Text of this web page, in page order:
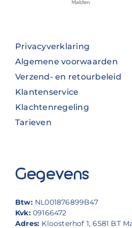
Privacyverklaring
Algemene voorwaarden
Verzend- en retourbeleid
Klantenservice
Klachtenregeling
Tarieven
Gegevens
Btw: NL001876899B47
Kvk:09166472
Adres: Kloosterhof 1, 6581 BT